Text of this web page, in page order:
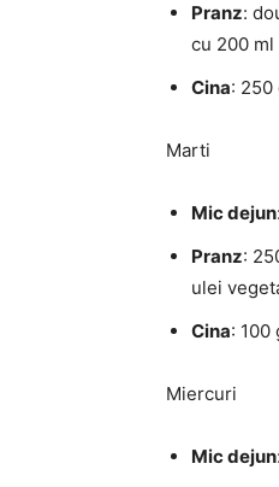
Pranz:
cu 200
Cina: 250
Marti
Mic dejun
Pranz:
ulei
Cina: 100
Miercuri
Mic dejun